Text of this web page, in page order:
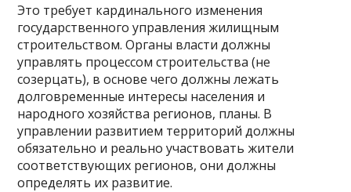
Это требует кардинального изменения
государственного управления жилищным
строительством. Органы власти должны
управлять процессом строительства (не
созерцать), в основе чего должны лежать
долговременные интересы населения и
народного хозяйства регионов, планы. В
управлении развитием территорий должны
обязательно и реально участвовать жители
соответствующих регионов, они должны
определять их развитие.